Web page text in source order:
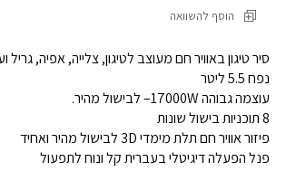
הוסף להשוואה
סיר טיגון באוויר חם מעוצב לטיגון, צלייה, אפיה, גריל
נפח 5.5 ליטר
עוצמה גבוהה 17000W– לבישול מהיר.
8 תוכניות בישול שונות
פיזור אוויר חם תלת מימדי 3D לבישול מהיר ואחיד
פנל הפעלה דיגיטלי בעברית קל ונוח לתפעול